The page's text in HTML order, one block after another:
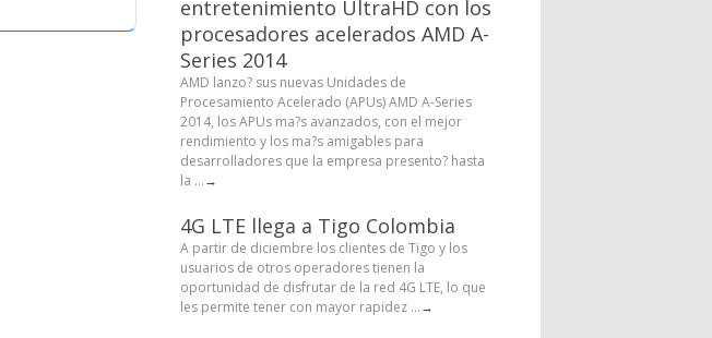
entretenimiento UltraHD con los
procesadores acelerados AMD A-
Series 2014
AMD lanzo? sus nuevas Unidades de
Procesamiento Acelerado (APUs) AMD A-Series
2014, los APUs ma?s avanzados, con el mejor
rendimiento y los ma?s amigables para
desarrolladores que la empresa presento? hasta
la ...→
4G LTE llega a Tigo Colombia
A partir de diciembre los clientes de Tigo y los
usuarios de otros operadores tienen la
oportunidad de disfrutar de la red 4G LTE, lo que
les permite tener con mayor rapidez ...→